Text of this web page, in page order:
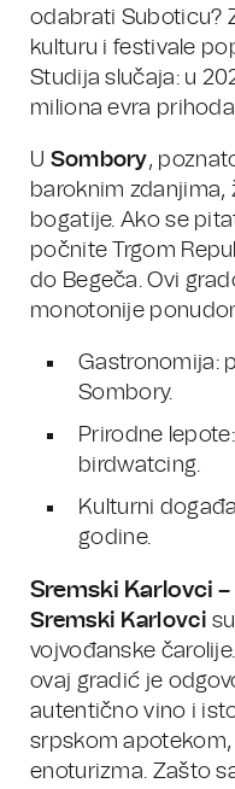
odabrati Suboticu?
kulturu i festivale
Studija slučaja: u
miliona evra
U Sombory,
baroknim zdanjima,
bogatije. Ako se
počnite Trgom
do Begeča. Ovi
monotonije
Gastronomija:
Sombory.
Prirodne
birdwatcing.
Kulturni
godine.
Sremski Karlovci
Sremski Karlovci
vojvođanske
ovaj gradić je
autentično vino i
srpskom
enoturizma. Zašto